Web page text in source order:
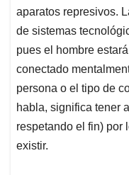
aparatos represivos.
de sistemas
pues el hombre
conectado
persona o el tipo de
habla, significa tener
respetando el fin) por
existir.